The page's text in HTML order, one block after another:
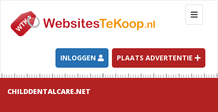
T
o
g
l
e
n
INLOGGEN PLAATS ADVERTENTIE
CHILDDENTALCARE.NET